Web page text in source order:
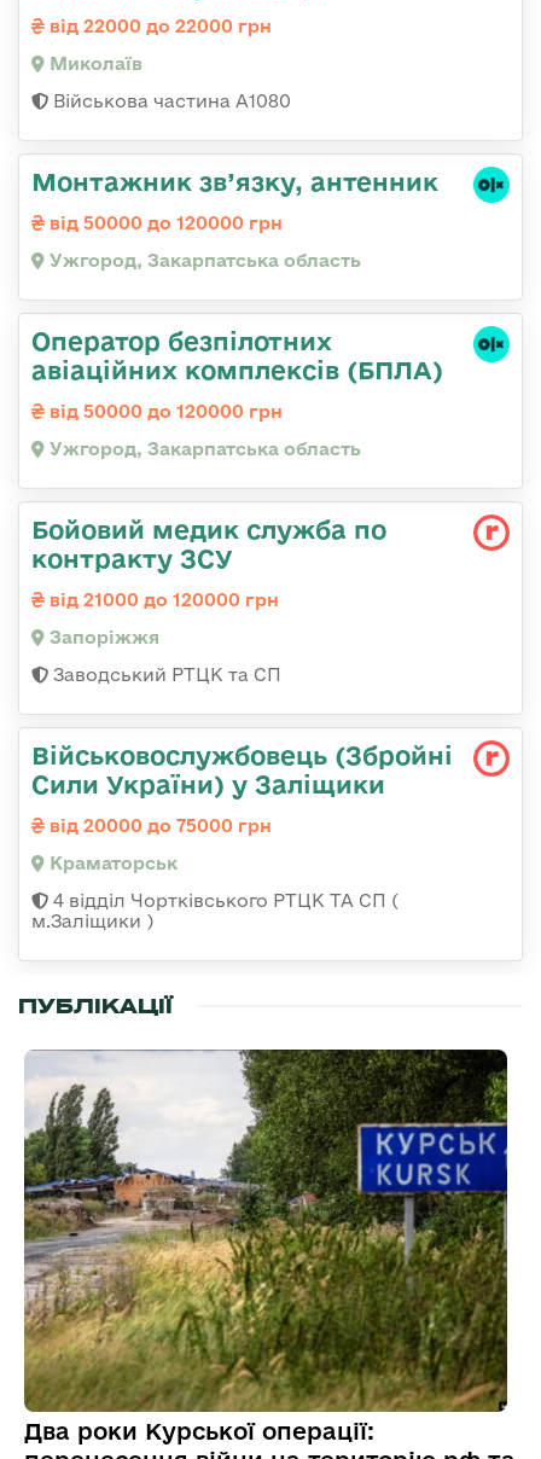
від 22000 до 22000 грн
Миколаїв
Військова частина А1080
Монтажник зв’язку, антенник
від 50000 до 120000 грн
Ужгород, Закарпатська область
Оператор безпілотних
авіаційних комплексів (БПЛА)
від 50000 до 120000 грн
Ужгород, Закарпатська область
Бойовий медик служба по
контракту ЗСУ
від 21000 до 120000 грн
Запоріжжя
Заводський РТЦК та СП
Військовослужбовець (Збройні
Сили України) у Заліщики
від 20000 до 75000 грн
Краматорськ
4 відділ Чортківського РТЦК ТА СП (
м.Заліщики )
ПУБЛІКАЦІЇ
Два роки Курської операції: